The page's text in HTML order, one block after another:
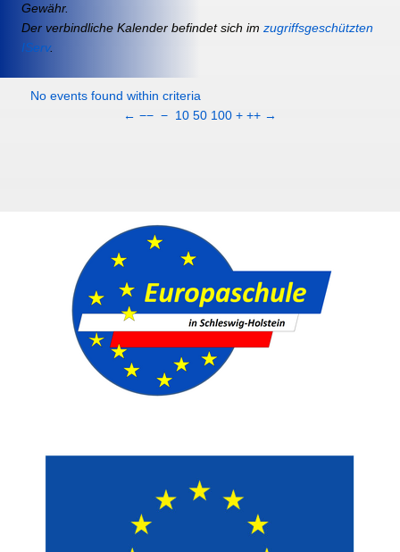
Gewähr.
Der verbindliche Kalender befindet sich im zugriffsgeschützten
IServ.
No events found within criteria
← −− − 10 50 100 + ++ →